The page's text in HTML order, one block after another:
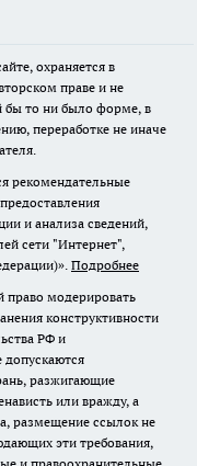
охраняется в
праве и не
бы то ни было форме, в
переработке не иначе
рекомендательные
и анализа сведений,
сети "Интернет",
Подробнее
право модерировать
конструктивности
РФ и
допускаются
разжигающие
или вражду, а
размещение ссылок не
эти требования,